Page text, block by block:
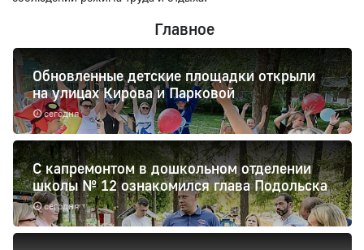
Главное
сегодня
Обновленные детские площадки открыли
на улицах Кирова и Парковой
сегодня
С капремонтом в дошкольном отделении
школы № 12 ознакомился глава Подольска